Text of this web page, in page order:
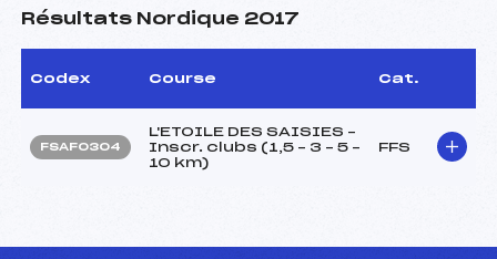
Résultats Nordique 2017
Codex Course Cat.
FSAF0304
L'ETOILE DES SAISIES –
Inscr. clubs (1,5 – 3 – 5 –
10 km)
FFS